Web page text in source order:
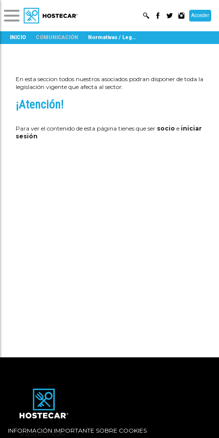
Acceder
INICIO COMUNICACIÓN Normativas / Legislación
En esta seccion todos nuestros asociados podran disponer de toda la
legislación vigente que afecta al sector.
¡Atención!
Para ver el contenido de esta página tienes que ser socio e iniciar
sesión
©2026 HOSTECAR
INFORMACIÓN IMPORTANTE SOBRE COOKIES